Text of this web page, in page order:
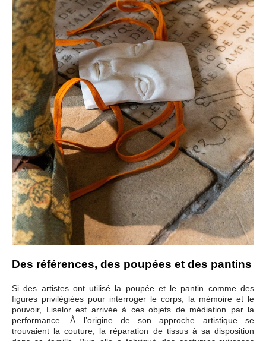
Des références, des poupées et des pantins
Si des artistes ont utilisé la poupée et le pantin comme des
figures privilégiées pour interroger le corps, la mémoire et le
pouvoir, Liselor est arrivée à ces objets de médiation par la
performance. À l’origine de son approche artistique se
trouvaient la couture, la réparation de tissus à sa disposition